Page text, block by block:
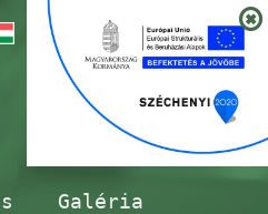
Galéria